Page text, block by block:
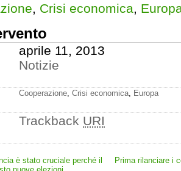
Crisi economica
aprile 11, 2013
Notizie
Cooperazione Crisi economica Europa
Trackback URI
è stato cruciale perché il
Prima rilanciare i